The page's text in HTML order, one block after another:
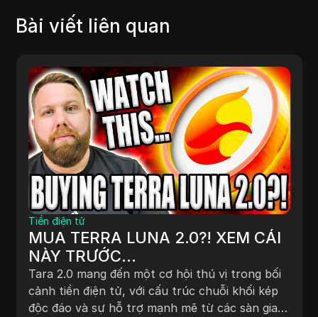
Bài viết liên quan
Tiền điện tử
MUA TERRA LUNA 2.0?! XEM CÁI
NÀY TRƯỚC...
Tara 2.0 mang đến một cơ hội thú vị trong bối
cảnh tiền điện tử, với cấu trúc chuỗi khối kép
độc đáo và sự hỗ trợ mạnh mẽ từ các sàn giao